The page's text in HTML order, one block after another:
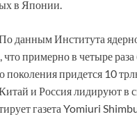
в Японии.
По данным Института
что примерно в четыре
поколения придется 10
и Россия лидируют в
газета Yomiuri